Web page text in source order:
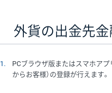
外貨の出金先
1
PCブラウザ版またはスマホアプ
からお客様）の登録が行えます。